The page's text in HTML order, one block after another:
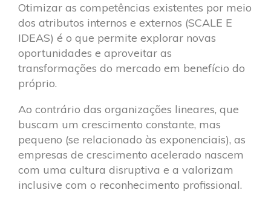
Otimizar as competências existentes por meio
dos atributos internos e externos (SCALE E
IDEAS) é o que permite explorar novas
oportunidades e aproveitar as
transformações do mercado em benefício do
próprio.
Ao contrário das organizações lineares, que
buscam um crescimento constante, mas
pequeno (se relacionado às exponenciais), as
empresas de crescimento acelerado nascem
com uma cultura disruptiva e a valorizam
inclusive com o reconhecimento profissional.